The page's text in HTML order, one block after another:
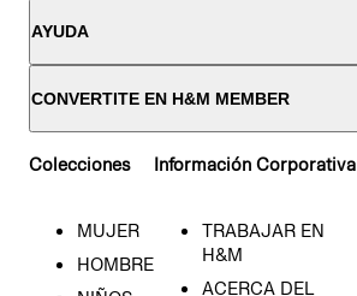
AYUDA
CONVERTITE EN H&M MEMBER
Colecciones
MUJER
HOMBRE
Información Corporativa
TRABAJAR EN
H&M
ACERCA DEL